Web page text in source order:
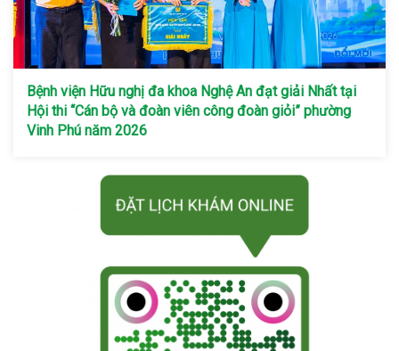
Bệnh viện Hữu nghị đa khoa Nghệ An đạt giải Nhất tại
Hội thi “Cán bộ và đoàn viên công đoàn giỏi” phường
Vinh Phú năm 2026